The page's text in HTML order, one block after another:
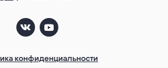
конфиденциальности